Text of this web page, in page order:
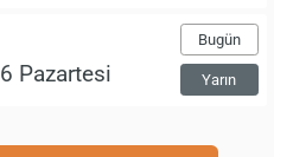
Bugün
Yarın